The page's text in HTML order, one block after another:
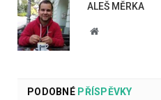
ALEŠ MĚRKA
Website
PODOBNÉPŘÍSPĚVKY